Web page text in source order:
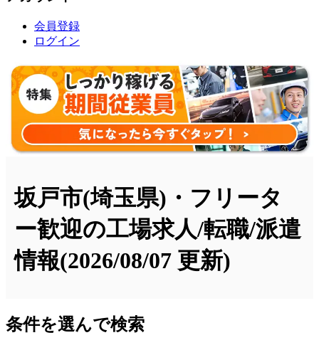
会員登録
ログイン
坂戸市(埼玉県)・フリータ
ー歓迎の工場求人/転職/派遣
情報(2026/08/07 更新)
条件を選んで検索